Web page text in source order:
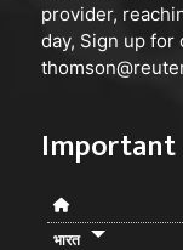
provider,
day, Sign up
Important
भारत